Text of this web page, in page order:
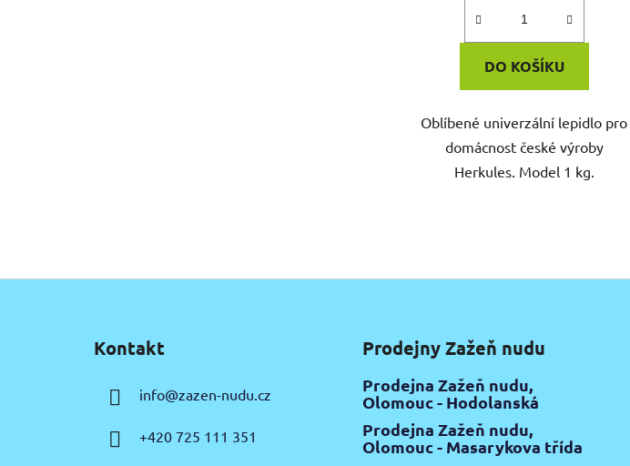
DO KOŠÍKU
Oblíbené univerzální lepidlo pro
domácnost české výroby
Herkules. Model 1 kg.
Kontakt
info@zazen-nudu.cz
+420 725 111 351
Prodejny Zažeň nudu
Prodejna Zažeň nudu,
Olomouc - Hodolanská
Prodejna Zažeň nudu,
Olomouc - Masarykova třída